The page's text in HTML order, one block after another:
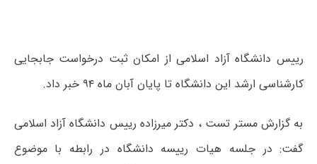
رییس دانشگاه آزاد اسلامی از امکان ثبت درخواست جابجایی
کارشناسی ارشد این دانشگاه تا پایان آبان ماه ۹۴ خبر داد.
به گزارش مستر تست ، دکتر میرزاده رییس دانشگاه آزاد اسلامی
گفت: در جلسه هیات رییسه دانشگاه در رابطه با موضوع